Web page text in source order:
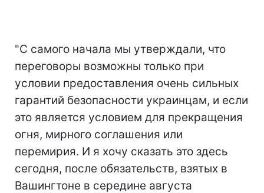
"С самого начала мы утверждали, что
переговоры возможны только при
условии предоставления очень сильных
гарантий безопасности украинцам, и если
это является условием для прекращения
огня, мирного соглашения или
перемирия. И я хочу сказать это здесь
сегодня, после обязательств, взятых в
Вашингтоне в середине августа